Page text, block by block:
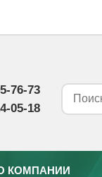
76-73
05-18‬
КОМПАНИИ